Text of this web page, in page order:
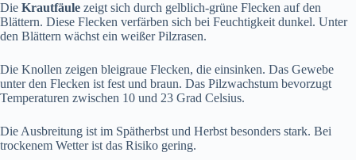
Die Krautfäule zeigt sich durch gelblich-grüne Flecken auf den
Blättern. Diese Flecken verfärben sich bei Feuchtigkeit dunkel. Unter
den Blättern wächst ein weißer Pilzrasen.
Die Knollen zeigen bleigraue Flecken, die einsinken. Das Gewebe
unter den Flecken ist fest und braun. Das Pilzwachstum bevorzugt
Temperaturen zwischen 10 und 23 Grad Celsius.
Die Ausbreitung ist im Spätherbst und Herbst besonders stark. Bei
trockenem Wetter ist das Risiko gering.